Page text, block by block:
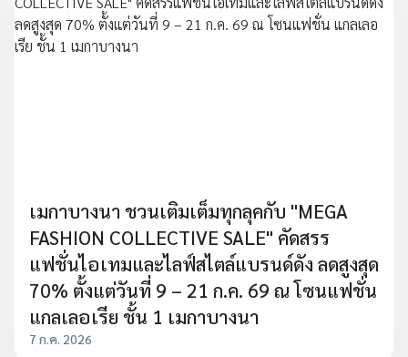
เมกาบางนา ชวนเติมเต็มทุกลุคกับ "MEGA
FASHION COLLECTIVE SALE" คัดสรร
แฟชั่นไอเทมและไลฟ์สไตล์แบรนด์ดัง ลดสูงสุด
70% ตั้งแต่วันที่ 9 – 21 ก.ค. 69 ณ โซนแฟชั่น
แกลเลอเรีย ชั้น 1 เมกาบางนา
7 ก.ค. 2026